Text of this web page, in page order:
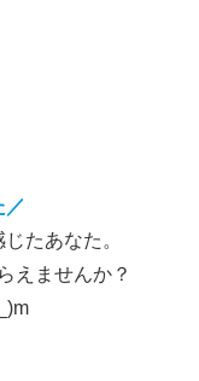
／
たあなた。
えませんか？